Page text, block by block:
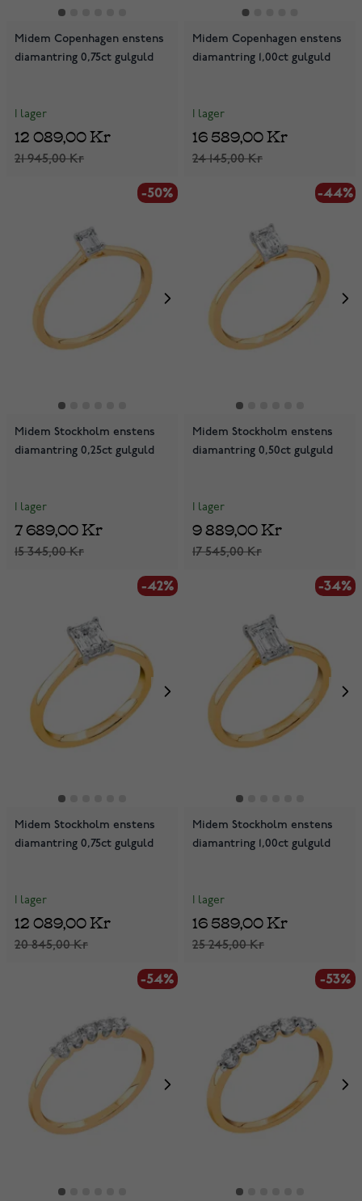
Midem Copenhagen enstens
diamantring 0,75ct gulguld
I lager
21 945,00 Kr
12 089,00 Kr
Midem Copenhagen enstens
diamantring 1,00ct gulguld
I lager
24 145,00 Kr
16 589,00 Kr
-50%
Midem Stockholm enstens
diamantring 0,25ct gulguld
I lager
15 345,00 Kr
7 689,00 Kr
-44%
Midem Stockholm enstens
diamantring 0,50ct gulguld
I lager
17 545,00 Kr
9 889,00 Kr
-42%
Midem Stockholm enstens
diamantring 0,75ct gulguld
I lager
20 845,00 Kr
12 089,00 Kr
-34%
Midem Stockholm enstens
diamantring 1,00ct gulguld
I lager
25 245,00 Kr
16 589,00 Kr
-54% -53%